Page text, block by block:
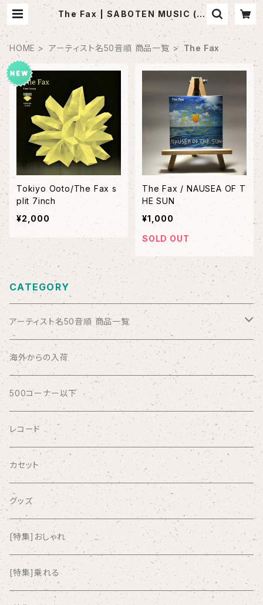
The Fax | SABOTEN MUSIC (セ
レクトCDショップ)
HOME アーティスト名50音順 商品一覧 The Fax
Tokiyo Ooto/The Fax s
plit 7inch
¥2,000
The Fax / NAUSEA OF T
HE SUN
¥1,000
SOLD OUT
CATEGORY
アーティスト名50音順 商品一覧
ABSOLUTE LOSERS
AFRICA
AGU
AIRCRAFT
airlie
AKUTAGAWA FANCLUB
ALKASILKA
海外からの入荷
500コーナー以下
レコード
カセット
グッズ
[特集]おしゃれ
[特集]乗れる